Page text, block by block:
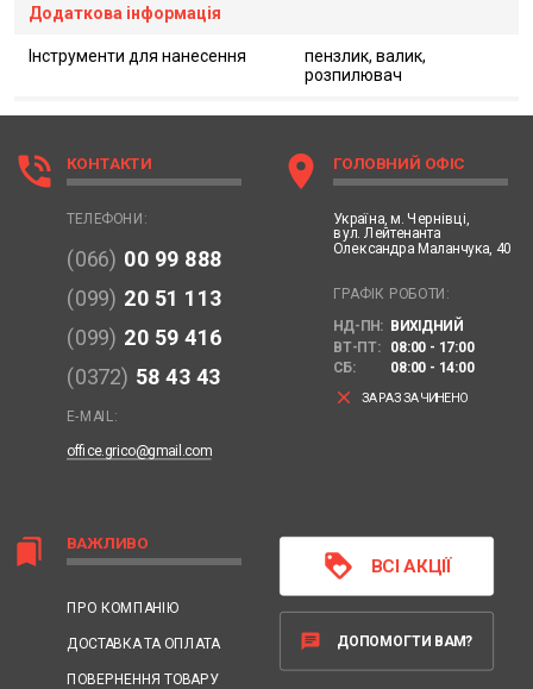
Додаткова інформація
Інструменти для нанесення
пензлик, валик,
розпилювач
bookmarks ВАЖЛИВО
ПРО КОМПАНІЮ
ДОСТАВКА ТА ОПЛАТА
ПОВЕРНЕННЯ ТОВАРУ
phone_in_talk КОНТАКТИ
ТЕЛЕФОНИ:
(066) 00 99 888
(099) 20 51 113
(099) 20 59 416
(0372) 58 43 43
E-MAIL:
office.grico@gmail.com
location_on ГОЛОВНИЙ ОФІС
Україна, м. Чернівці,
вул. Лейтенанта
Олександра Маланчука, 40
ГРАФІК РОБОТИ:
НД-ПН: ВИХІДНИЙ
ВТ-ПТ:
08:00 - 17:00
СБ:
08:00 - 14:00
clear ЗАРАЗ ЗАЧИНЕНО
loyalty ВСІ АКЦІЇ
chat ДОПОМОГТИ ВАМ?